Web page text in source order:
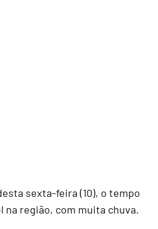
sexta-feira (10), o tempo
na região, com muita chuva.